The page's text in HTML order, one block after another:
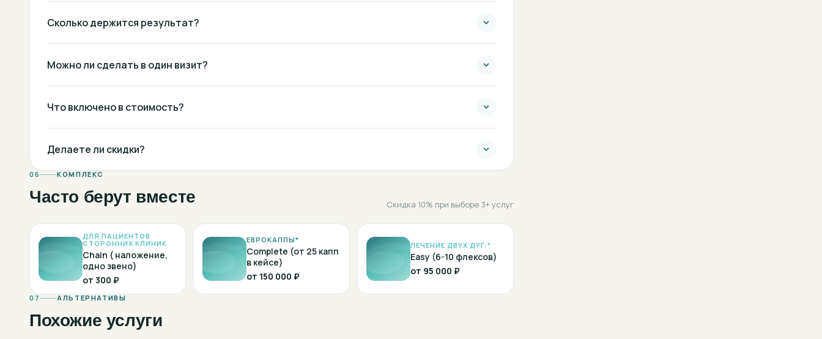
Сколько держится результат?
Можно ли сделать в один визит?
Что включено в стоимость?
Делаете ли скидки?
06 КОМПЛЕКС
Часто берут вместе Скидка 10% при выборе 3+ услуг
ДЛЯ ПАЦИЕНТОВ
СТОРОННИХ КЛИНИК
Chain ( наложение,
одно звено)
от 300 ₽
ЕВРОКАППЫ*
Complete (от 25 капп
в кейсе)
от 150 000 ₽
ЛЕЧЕНИЕ ДВУХ ДУГ:*
Easy (6-10 флексов)
от 95 000 ₽
07 АЛЬТЕРНАТИВЫ
Похожие услуги